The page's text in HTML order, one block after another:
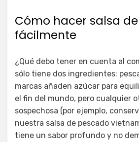
Cómo hacer salsa
fácilmente
¿Qué debo tener en cuenta al
sólo tiene dos ingredientes:
marcas añaden azúcar para
el fin del mundo, pero cualquier
sospechosa (por ejemplo,
nuestra salsa de pescado
tiene un sabor profundo y no